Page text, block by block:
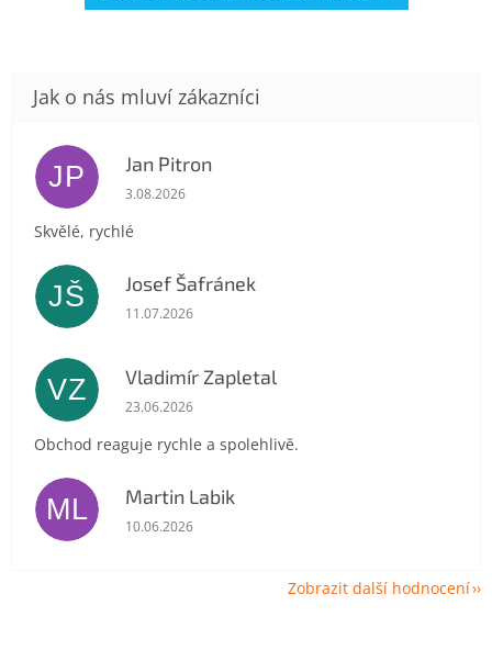
JP Jan Pitron
Hodnocení obchodu je 5 z 5 hvězdiček.
3.08.2026
Skvělé, rychlé
JŠ Josef Šafránek
Hodnocení obchodu je 5 z 5 hvězdiček.
11.07.2026
VZ Vladimír Zapletal
Hodnocení obchodu je 5 z 5 hvězdiček.
23.06.2026
Obchod reaguje rychle a spolehlivě.
ML Martin Labik
Hodnocení obchodu je 5 z 5 hvězdiček.
10.06.2026
Zobrazit další hodnocení